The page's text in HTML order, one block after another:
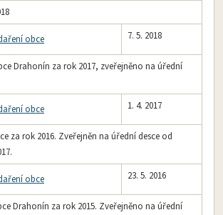
obce 7. 5. 2018
Drahonín za rok 2017, zveřejněno na úřední
obce 1. 4. 2017
za rok 2016. Zveřejněn na úřední desce od
obce 23. 5. 2016
Drahonín za rok 2015. Zveřejněno na úřední